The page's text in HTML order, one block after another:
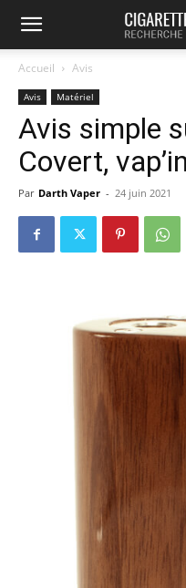
Accueil Avis
Avis Matériel
Avis simple
Covert,
Par Darth Vaper - 24 juin 2021